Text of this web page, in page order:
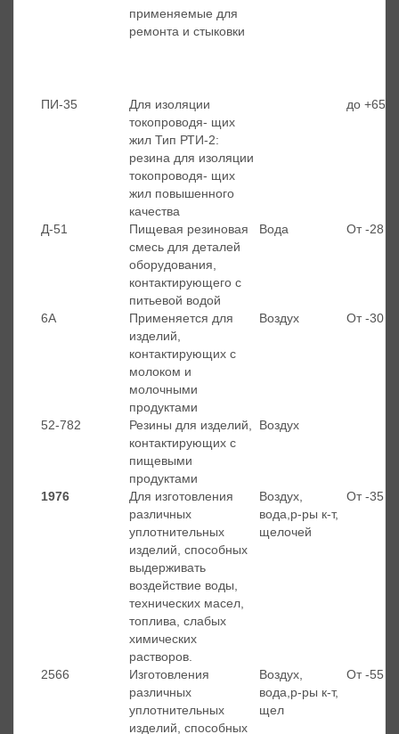
применяемые для
ремонта и стыковки
ПИ-35
Для изоляции
токопроводя- щих
жил Тип РТИ-2:
резина для изоляции
токопроводя- щих
жил повышенного
качества
до +65
Д-51
Пищевая резиновая
смесь для деталей
оборудования,
контактирующего с
питьевой водой
Вода От -28
6А
Применяется для
изделий,
контактирующих с
молоком и
молочными
продуктами
Воздух От -30
52-782
Резины для изделий,
контактирующих с
пищевыми
продуктами
Воздух
1976
Для изготовления
различных
уплотнительных
изделий, способных
выдерживать
воздействие воды,
технических масел,
топлива, слабых
химических
растворов.
Воздух,
вода,р-ры к-т,
щелочей
От -35
2566
Изготовления
различных
уплотнительных
изделий, способных
Воздух,
вода,р-ры к-т,
щел
От -55